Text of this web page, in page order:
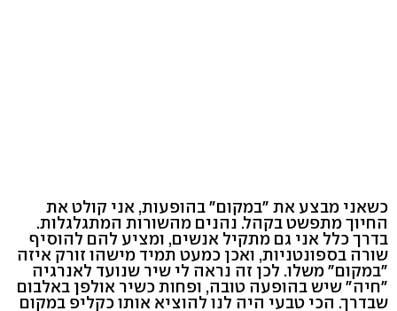
כשאני מבצע את "במקום" בהופעות, אני קולט את
החיוך מתפשט בקהל. נהנים מהשורות המתגלגלות.
בדרך כלל אני גם מתקיל אנשים, ומציע להם להוסיף
שורה בספונטניות, ואכן כמעט תמיד מישהו זורק איזה
"במקום" משלו. לכן זה נראה לי שיר שנועד לאנרגיה
"חיה" שיש בהופעה טובה, ופחות כשיר אולפן באלבום
שבדרך. הכי טבעי היה לנו להוציא אותו כקליפ במקום